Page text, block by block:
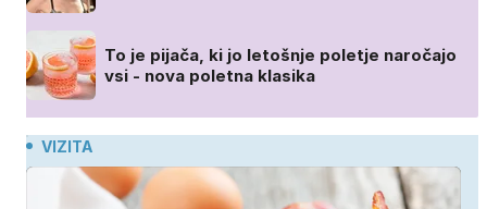
To je pijača, ki jo letošnje poletje naročajo
vsi - nova poletna klasika
VIZITA